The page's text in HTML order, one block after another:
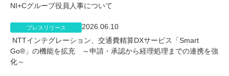
NI+Cグループ役員人事について
プレスリリース
2026.06.10
NTTインテグレーション、交通費精算DXサービス「Smart
Go®」の機能を拡充 ～申請・承認から経理処理までの連携を強
化～